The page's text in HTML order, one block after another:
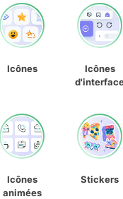
Icônes
Icônes
Icônes
animées
Stickers